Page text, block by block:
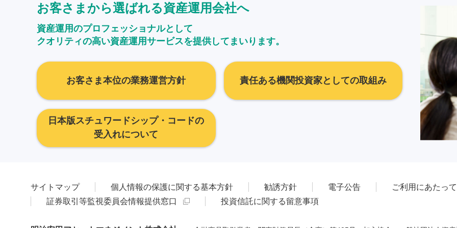
お客さまから選ばれる資産運用会社へ
資産運用のプロフェッショナルとして
クオリティの高い資産運用サービスを提供してまいります。
お客さま本位の業務運営方針 責任ある機関投資家としての取組み
日本版スチュワードシップ・コードの
受入れについて
サイトマップ 個人情報の保護に関する基本方針 勧誘方針 電子公告
ご利用にあたって
証券取引等監視委員会情報提供窓口
投資信託に関する留意事項